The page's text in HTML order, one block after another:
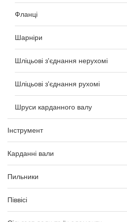
Фланці
Шарніри
Шліцьові з'єднання нерухомі
Шліцьові з'єднання рухомі
Шруси карданного валу
Інструмент
Карданні вали
Пильники
Піввісі